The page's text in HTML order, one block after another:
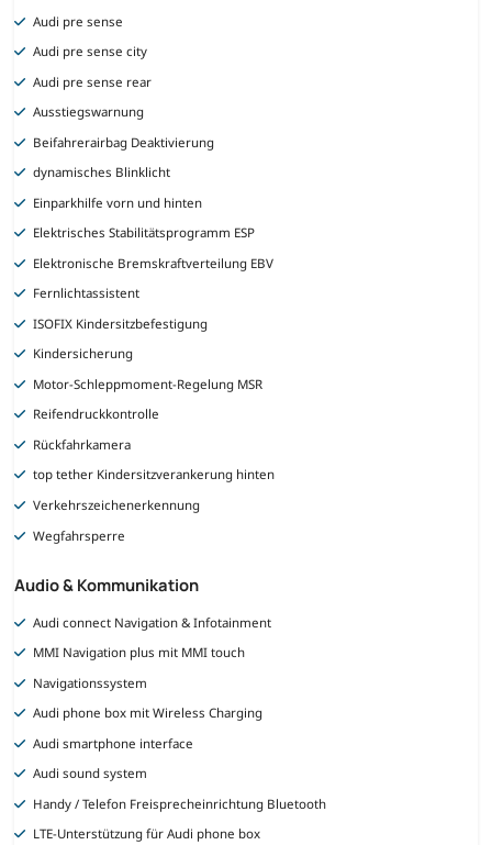
Audi pre sense
Audi pre sense city
Audi pre sense rear
Ausstiegswarnung
Beifahrerairbag Deaktivierung
dynamisches Blinklicht
Einparkhilfe vorn und hinten
Elektrisches Stabilitätsprogramm ESP
Elektronische Bremskraftverteilung EBV
Fernlichtassistent
ISOFIX Kindersitzbefestigung
Kindersicherung
Motor-Schleppmoment-Regelung MSR
Reifendruckkontrolle
Rückfahrkamera
top tether Kindersitzverankerung hinten
Verkehrszeichenerkennung
Wegfahrsperre
Audio & Kommunikation
Audi connect Navigation & Infotainment
MMI Navigation plus mit MMI touch
Navigationssystem
Audi phone box mit Wireless Charging
Audi smartphone interface
Audi sound system
Handy / Telefon Freisprecheinrichtung Bluetooth
LTE-Unterstützung für Audi phone box